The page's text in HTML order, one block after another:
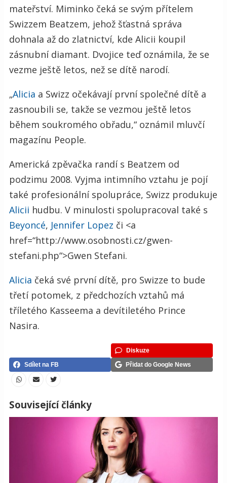
mateřství. Miminko čeká se svým přítelem
Swizzem Beatzem, jehož šťastná správa
dohnala až do zlatnictví, kde Alicii koupil
zásnubní diamant. Dvojice teď oznámila, že se
vezme ještě letos, než se dítě narodí.
„Alicia a Swizz očekávají první společné dítě a
zasnoubili se, takže se vezmou ještě letos
během soukromého obřadu,“ oznámil mluvčí
magazínu People.
Americká zpěvačka randí s Beatzem od
podzimu 2008. Vyjma intimního vztahu je pojí
také profesionální spolupráce, Swizz produkuje
Alicii hudbu. V minulosti spolupracoval také s
Beyoncé, Jennifer Lopez či <a
href=“http://www.osobnosti.cz/gwen-
stefani.php“>Gwen Stefani.
Alicia čeká své první dítě, pro Swizze to bude
třetí potomek, z předchozích vztahů má
tříletého Kasseema a devítiletého Prince
Nasira.
Diskuze
Sdílet na FB
Přidat do Google News
Související články